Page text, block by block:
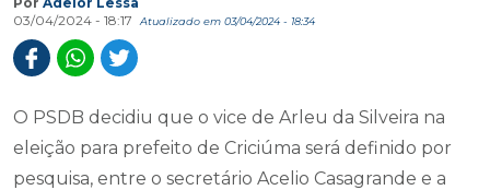
03/04/2024 - 18:17
Atualizado em 03/04/2024 - 18:34
O PSDB decidiu que o vice de Arleu da Silveira na
eleição para prefeito de Criciúma será definido por
pesquisa, entre o secretário Acelio Casagrande e a